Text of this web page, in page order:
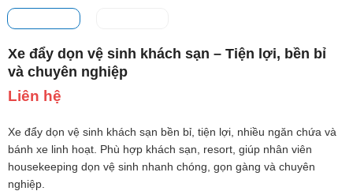
Xe đẩy dọn vệ sinh khách sạn – Tiện lợi, bền bỉ
và chuyên nghiệp
Liên hệ
Xe đẩy dọn vệ sinh khách sạn bền bỉ, tiện lợi, nhiều ngăn chứa và
bánh xe linh hoạt. Phù hợp khách sạn, resort, giúp nhân viên
housekeeping dọn vệ sinh nhanh chóng, gọn gàng và chuyên
nghiệp.